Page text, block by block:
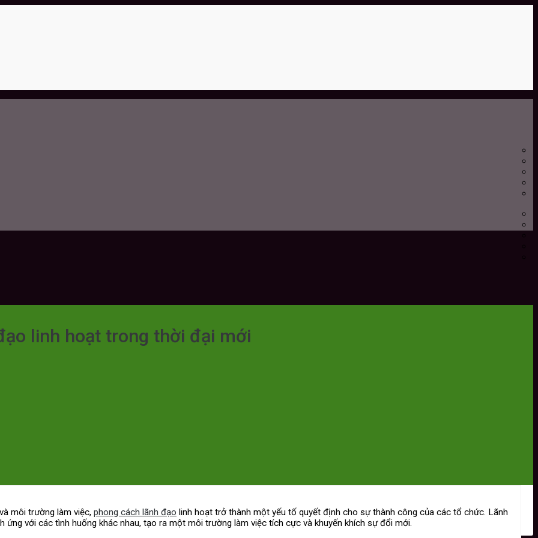
linh hoạt trong thời đại mới
môi trường làm việc, phong cách lãnh đạo linh hoạt trở thành một yếu tố quyết định cho sự thành công của các tổ chức. Lãnh
với các tình huống khác nhau, tạo ra một môi trường làm việc tích cực và khuyến khích sự đổi mới.